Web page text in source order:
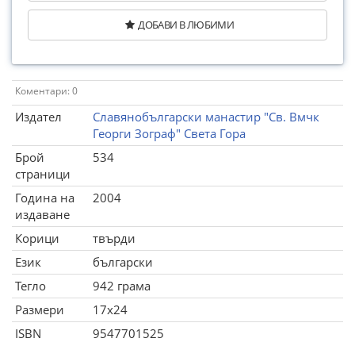
ДОБАВИ В ЛЮБИМИ
Коментари: 0
Издател
Славянобългарски манастир "Св. Вмчк
Георги Зограф" Света Гора
Брой
страници
534
Година на
издаване
2004
Корици
твърди
Език
български
Тегло
942 грама
Размери
17x24
ISBN
9547701525